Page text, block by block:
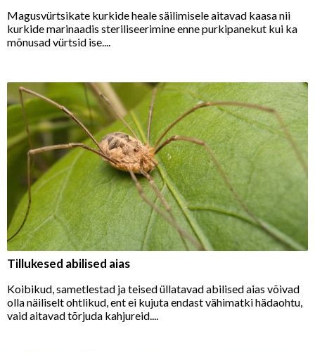
Magusvürtsikate kurkide heale säilimisele aitavad kaasa nii
kurkide marinaadis steriliseerimine enne purkipanekut kui ka
mõnusad vürtsid ise....
Tillukesed abilised aias
Koibikud, sametlestad ja teised üllatavad abilised aias võivad
olla näiliselt ohtlikud, ent ei kujuta endast vähimatki hädaohtu,
vaid aitavad tõrjuda kahjureid....